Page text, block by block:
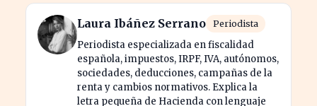
Laura Ibáñez Serrano Periodista
Periodista especializada en fiscalidad
española, impuestos, IRPF, IVA, autónomos,
sociedades, deducciones, campañas de la
renta y cambios normativos. Explica la
letra pequeña de Hacienda con lenguaje